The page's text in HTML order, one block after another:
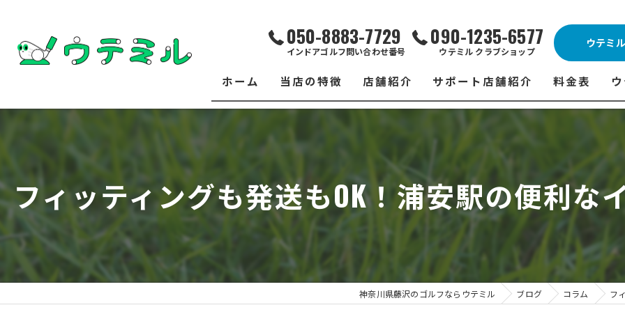
050-8883-7729
インドアゴルフ問い合わせ番号
090-1235-6577
ウテミル クラブショップ
ウテミ
ホーム 当店の特徴
練習場
フィッティング
店舗紹介
ウテミル 浦安駅前店
市原インドアゴルフ
ウテミルスクール高崎店
サポート店舗紹介
シミュレーションゴルフ Caddy
スズヨンゴルフクラブ(SUZU4-GOLFCLUB)
料金表
浦安駅前店
市原インドア
ウテミルスク
サポート店
シミュレ
フィッティングも発送もOK！浦安駅の便利な
神奈川県藤沢のゴルフならウテミル ブログ コラム フ